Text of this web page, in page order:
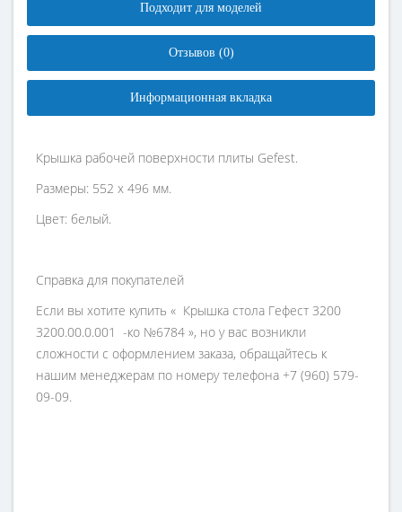
Подходит для моделей
Отзывов (0)
Информационная вкладка
Крышка рабочей поверхности плиты Gefest.
Размеры: 552 х 496 мм.
Цвет: белый.
Справка для покупателей
Если вы хотите купить « Крышка стола Гефест 3200
3200.00.0.001 -ко №6784 », но у вас возникли
сложности с оформлением заказа, обращайтесь к
нашим менеджерам по номеру телефона +7 (960) 579-
09-09.